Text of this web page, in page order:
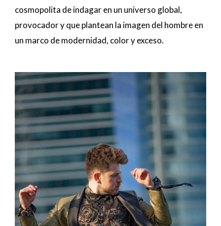
cosmopolita de indagar en un universo global,
provocador y que plantean la imagen del hombre en
un marco de modernidad, color y exceso.